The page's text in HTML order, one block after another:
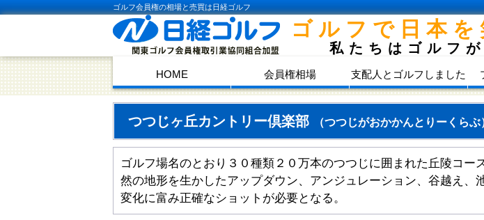
ゴルフ会員権の相場と売買は日経ゴルフ
ゴルフで日本を
私たちはゴルフ
HOME 会員権相場 支配人とゴルフしました
つつじヶ丘カントリー倶楽部 （つつじがおかかんとりーくらぶ
ゴルフ場名のとおり３０種類２０万本のつつじに囲まれた丘陵コー
然の地形を生かしたアップダウン、アンジュレーション、谷越え、
変化に富み正確なショットが必要となる。